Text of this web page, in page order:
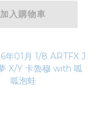
加入購物車